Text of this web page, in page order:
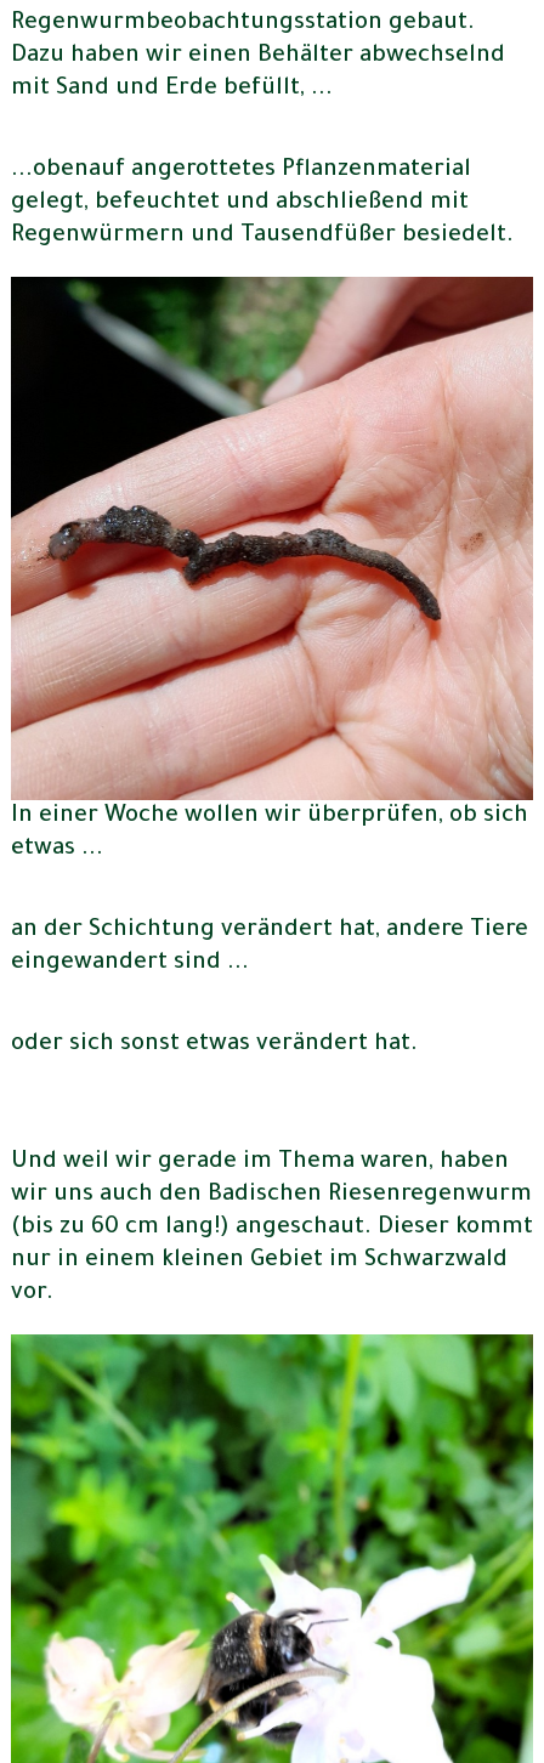
Regenwurmbeobachtungsstation gebaut.
Dazu haben wir einen Behälter abwechselnd
mit Sand und Erde befüllt, ...
...obenauf angerottetes Pflanzenmaterial
gelegt, befeuchtet und abschließend mit
Regenwürmern und Tausendfüßer besiedelt.
In einer Woche wollen wir überprüfen, ob sich
etwas ...
an der Schichtung verändert hat, andere Tiere
eingewandert sind ...
oder sich sonst etwas verändert hat.
Und weil wir gerade im Thema waren, haben
wir uns auch den Badischen Riesenregenwurm
(bis zu 60 cm lang!) angeschaut. Dieser kommt
nur in einem kleinen Gebiet im Schwarzwald
vor.